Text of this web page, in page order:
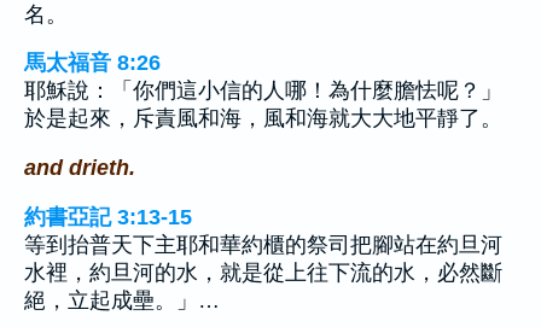
名。
馬太福音 8:26
耶穌說：「你們這小信的人哪！為什麼膽怯呢？」
於是起來，斥責風和海，風和海就大大地平靜了。
and drieth.
約書亞記 3:13-15
等到抬普天下主耶和華約櫃的祭司把腳站在約旦河
水裡，約旦河的水，就是從上往下流的水，必然斷
絕，立起成壘。」…